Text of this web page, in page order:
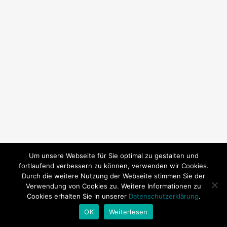
© 2026 SY Subeki. | Technische Betreuung:Andrea Baitz
Um unsere Webseite für Sie optimal zu gestalten und
fortlaufend verbessern zu können, verwenden wir Cookies.
Durch die weitere Nutzung der Webseite stimmen Sie der
Verwendung von Cookies zu. Weitere Informationen zu
Cookies erhalten Sie in unserer Datenschutzerklärung.
OK
Weiterlesen